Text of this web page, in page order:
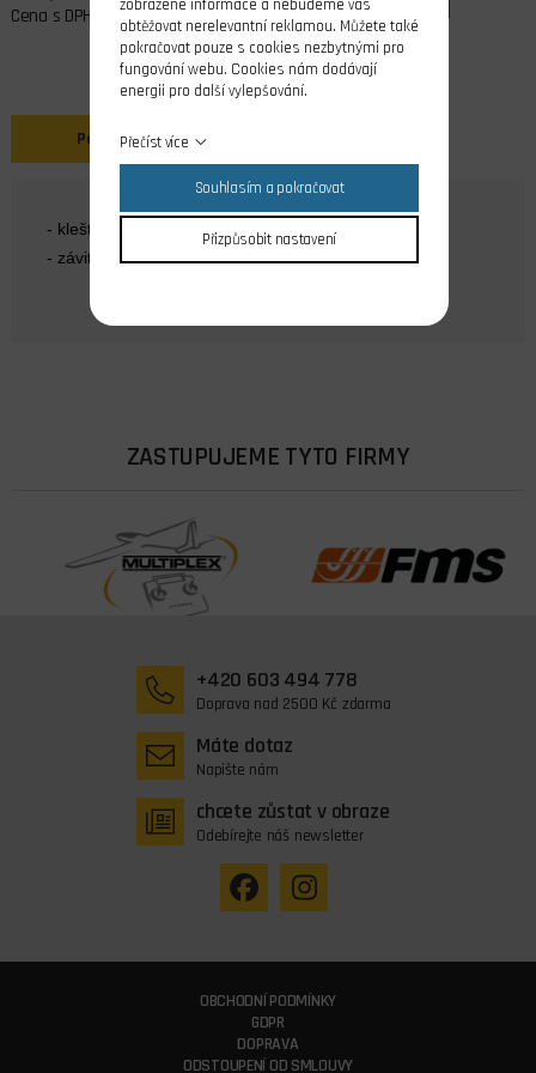
Cena s DPH
Popis
- kleština 4 mm
- závit M6
ZASTUPUJEME TYTO FIRMY
+420 603 494 778
Doprava nad 2500 Kč zdarma
Máte dotaz
Napište nám
chcete zůstat v obraze
Odebírejte náš newsletter
OBCHODNÍ PODMÍNKY
GDPR
DOPRAVA
ODSTOUPENÍ OD SMLOUVY
zobrazené informace a nebudeme vás
obtěžovat nerelevantní reklamou. Můžete také
pokračovat pouze s cookies nezbytnými pro
fungování webu. Cookies nám dodávají
energii pro další vylepšování.
Přečíst více
Souhlasím a pokračovat
Přizpůsobit nastavení